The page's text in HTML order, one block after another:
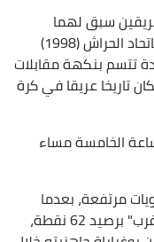
سبق لهما
التتويج بالبطولة الوطنية، ويتعلق الأمر باتحاد الحراش (1998)
واعدة تتسم بنكهة مقابلات
تاريخا عريقا في كرة
الخامسة مساء
مرتفعة، بعدما
أنهى الموسم وصيفا لمجموعة "وسط-غرب" برصيد 62 نقطة،